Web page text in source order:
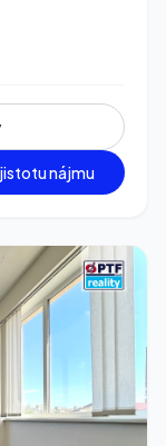
nájmu